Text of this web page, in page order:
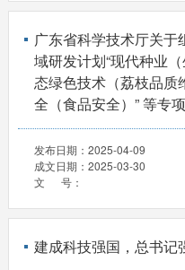
广东省科学技术厅关于
域研发计划“现代种业
态绿色技术（荔枝品质
全（食品安全）” 等专
发布日期： 2025-04-09
成文日期： 2025-03-30
文 号：
建成科技强国，总书记